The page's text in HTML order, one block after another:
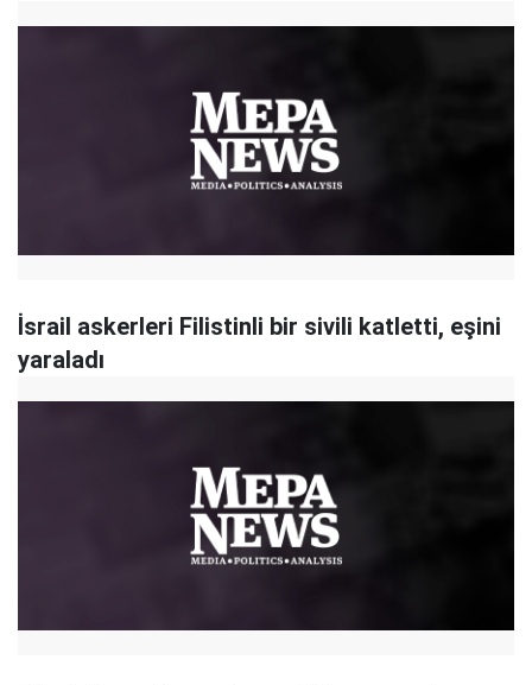
İsrail askerleri Filistinli bir sivili katletti, eşini
yaraladı